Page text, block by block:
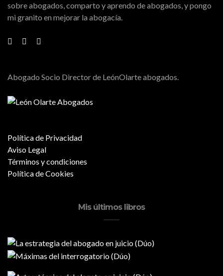
sobre abogados, comparto y aprendo de abogados, y pongo
mi granito en mejorar la abogacía.
Abogado Socio Director de LeónOlarte abogados.
Política de Privacidad
Aviso Legal
Términos y condiciones
Política de Cookies
Mis últimos libros